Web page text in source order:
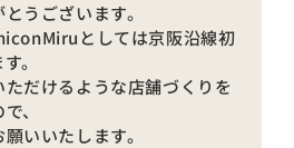
うございます。
としては京阪沿線初
。
だけるような店舗づくりを
、
いいたします。